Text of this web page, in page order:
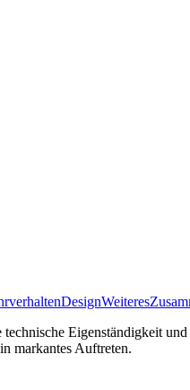
DesignWeiteres
Eigenständigkeit
markantes Auftreten.